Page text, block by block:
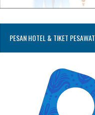
PESAN HOTEL & TIKET PESAWAT